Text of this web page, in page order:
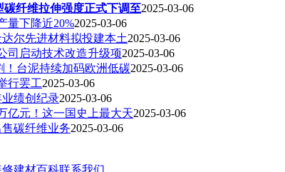
碳纤维拉伸强度正式下调至2025-03-06
量下降近20%2025-03-06
尔先进材料拟投建本土2025-03-06
司启动技术改造升级项2025-03-06
！台泥持续加码欧洲低碳2025-03-06
行罢工2025-03-06
业绩创纪录2025-03-06
亿元！这一国史上最大天2025-03-06
碳纤维业务2025-03-06
修建材百科联系我们